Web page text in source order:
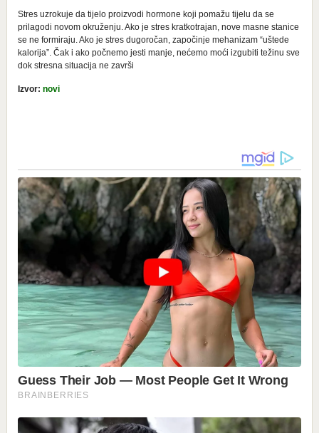
Stres uzrokuje da tijelo proizvodi hormone koji pomažu tijelu da se
prilagodi novom okruženju. Ako je stres kratkotrajan, nove masne stanice
se ne formiraju. Ako je stres dugoročan, započinje mehanizam “uštede
kalorija”. Čak i ako počnemo jesti manje, nećemo moći izgubiti težinu sve
dok stresna situacija ne završi
Izvor: novi